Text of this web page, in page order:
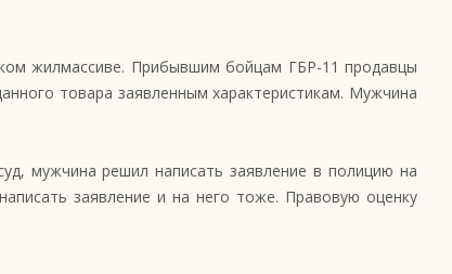
жилмассиве. Прибывшим бойцам ГБР-11 продавцы
товара заявленным характеристикам. Мужчина
мужчина решил написать заявление в полицию на
заявление и на него тоже. Правовую оценку